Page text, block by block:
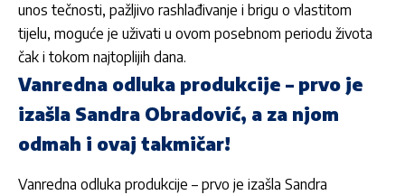
unos tečnosti, pažljivo rashlađivanje i brigu o vlastitom
tijelu, moguće je uživati u ovom posebnom periodu života
čak i tokom najtoplijih dana.
Vanredna odluka produkcije – prvo je
izašla Sandra Obradović, a za njom
odmah i ovaj takmičar!
Vanredna odluka produkcije – prvo je izašla Sandra